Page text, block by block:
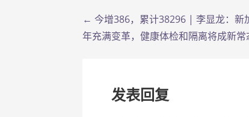
文
← 今增386，累计38296 | 李显龙：新
年充满变革，健康体检和隔离将成新常
发表回复